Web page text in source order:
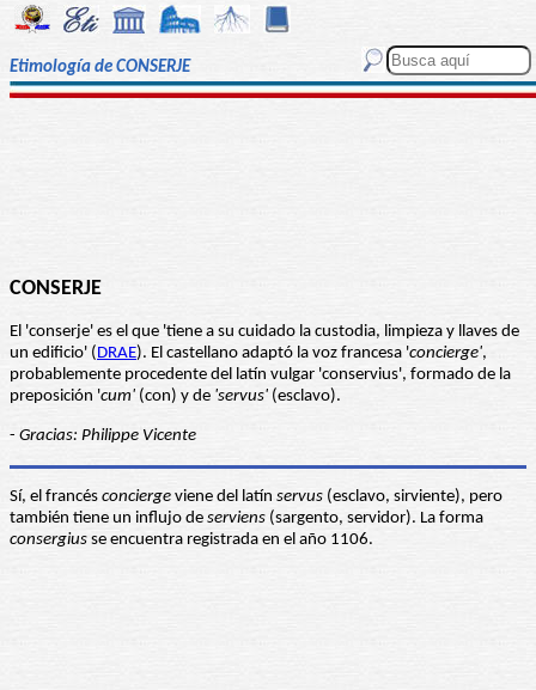
Etimología de CONSERJE
CONSERJE
El 'conserje' es el que 'tiene a su cuidado la custodia, limpieza y llaves de
un edificio' (DRAE). El castellano adaptó la voz francesa 'concierge',
probablemente procedente del latín vulgar 'conservius', formado de la
preposición 'cum' (con) y de 'servus' (esclavo).
- Gracias: Philippe Vicente
Sí, el francés concierge viene del latín servus (esclavo, sirviente), pero
también tiene un influjo de serviens (sargento, servidor). La forma
consergius se encuentra registrada en el año 1106.